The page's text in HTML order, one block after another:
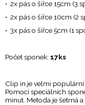
• 2x pás o šířce 15cm (3
• 2x pás o šířce 10cm (2
• 3x pás o šířce 5cm (1
Počet sponek: 17ks
Clip in je velmi
Pomocí speciálních
minut. Metoda je šetrná